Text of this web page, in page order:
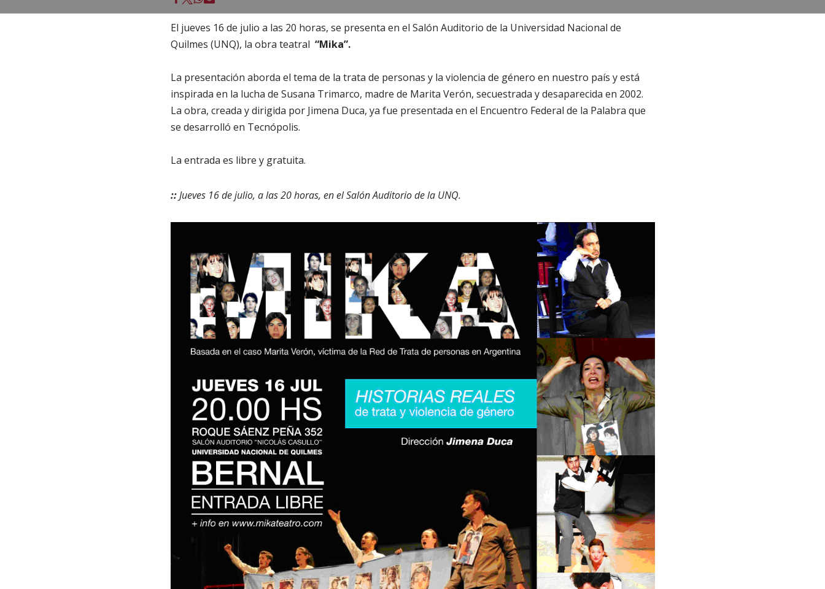
El jueves 16 de julio a las 20 horas, se presenta en el Salón Auditorio de la Universidad Nacional de
Quilmes (UNQ), la obra teatral “Mika”.
La presentación aborda el tema de la trata de personas y la violencia de género en nuestro país y está
inspirada en la lucha de Susana Trimarco, madre de Marita Verón, secuestrada y desaparecida en 2002.
La obra, creada y dirigida por Jimena Duca, ya fue presentada en el Encuentro Federal de la Palabra que
se desarrolló en Tecnópolis.
La entrada es libre y gratuita.
::Jueves 16 de julio, a las 20 horas, en el Salón Auditorio de la UNQ.